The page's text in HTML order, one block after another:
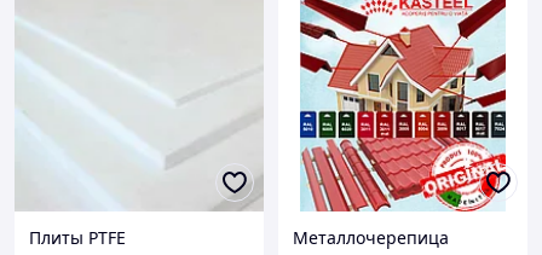
Плиты PTFE Металлочерепица